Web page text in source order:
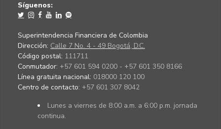
Síguenos:
Superintendencia Financiera de Colombia
Dirección: Calle 7 No. 4 - 49 Bogotá, D.C.
Código postal: 111711
Conmutador: +57 601 594 0200 - +57 601 350 8166
Línea gratuita nacional: 018000 120 100
Centro de contacto: +57 601 307 8042
Lunes a viernes de 8:00 a.m. a 6:00 p.m. jornada
continua.